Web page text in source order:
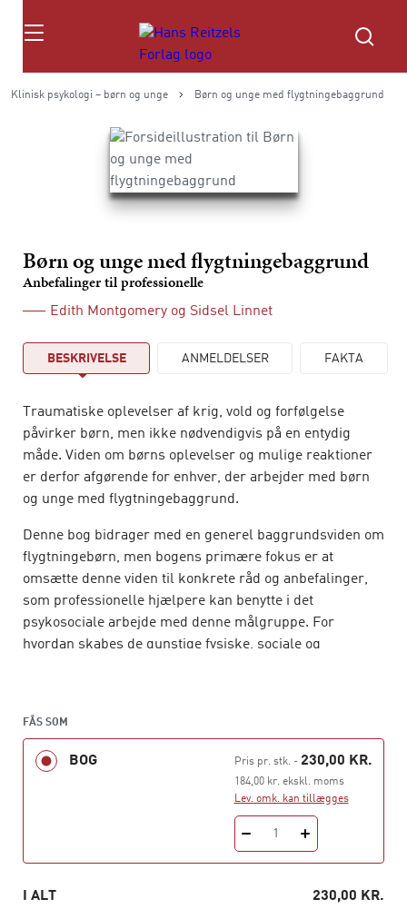
Søg
Klinisk psykologi – børn og unge Børn og unge med flygtningebaggrund
Børn og unge med flygtningebaggrund
Anbefalinger til professionelle
Edith Montgomery og Sidsel Linnet
BESKRIVELSE ANMELDELSER FAKTA
Traumatiske oplevelser af krig, vold og forfølgelse
påvirker børn, men ikke nødvendigvis på en entydig
måde. Viden om børns oplevelser og mulige reaktioner
er derfor afgørende for enhver, der arbejder med børn
og unge med flygtningebaggrund.
Denne bog bidrager med en generel baggrundsviden om
flygtningebørn, men bogens primære fokus er at
omsætte denne viden til konkrete råd og anbefalinger,
som professionelle hjælpere kan benytte i det
psykosociale arbejde med denne målgruppe. For
hvordan skabes de gunstige fysiske, sociale og
Bogen henvender sig til fagpersoner, som i deres
professionelle virke har berøring med børn, unge og
familier med flygtningebaggrund. Det gælder især
FÅS SOM
BOG Pris pr. stk.- 230,00 KR.
184,00 kr. ekskl. moms
Lev. omk. kan tillægges
1
I ALT 230,00 KR.